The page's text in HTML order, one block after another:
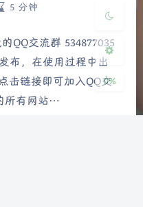
0%
5 分钟
QQ交流群 534877035
布，在使用过程中出
击链接即可加入QQ交
所有网站…